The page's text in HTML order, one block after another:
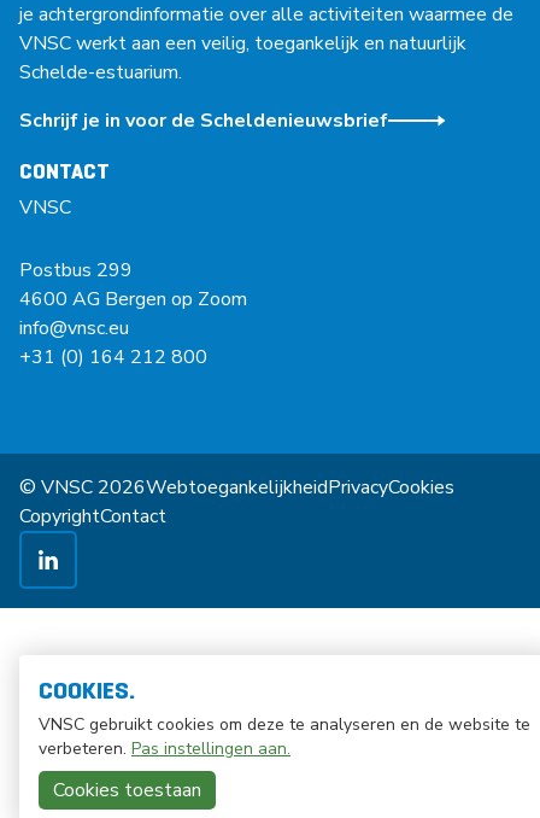
je achtergrondinformatie over alle activiteiten waarmee de
VNSC werkt aan een veilig, toegankelijk en natuurlijk
Schelde-estuarium.
Schrijf je in voor de Scheldenieuwsbrief
CONTACT
VNSC
Postbus 299
4600 AG Bergen op Zoom
info@vnsc.eu
+31 (0) 164 212 800
© VNSC 2026WebtoegankelijkheidPrivacyCookies
CopyrightContact
COOKIES.
VNSC gebruikt cookies om deze te analyseren en de website te
verbeteren. Pas instellingen aan.
Cookies toestaan